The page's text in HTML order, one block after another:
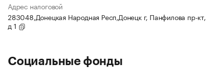
Адрес налоговой
283048,Донецкая Народная Респ,Донецк г, Панфилова пр-кт,
д 1
Социальные фонды